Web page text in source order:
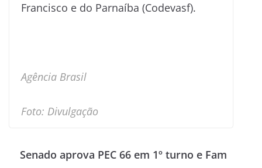
Francisco e do Parnaíba (Codevasf).
Agência Brasil
Foto: Divulgação
Senado aprova PEC 66 em 1º turno e Fam